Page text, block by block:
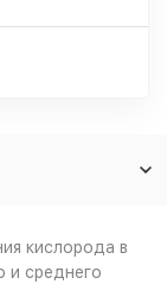
кислорода в
и среднего